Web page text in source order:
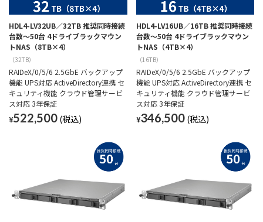
HDL4-LV32UB／32TB 推奨同時接続
台数～50台 4ドライブラックマウン
トNAS（8TB×4）
（32TB）
RAIDeX/0/5/6 2.5GbE バックアップ
機能 UPS対応 ActiveDirectory連携 セ
キュリティ機能 クラウド管理サービ
ス対応 3年保証
¥522,500
HDL4-LV16UB／16TB 推奨同時接続
台数～50台 4ドライブラックマウン
トNAS（4TB×4）
（16TB）
RAIDeX/0/5/6 2.5GbE バックアップ
機能 UPS対応 ActiveDirectory連携 セ
キュリティ機能 クラウド管理サービ
ス対応 3年保証
¥346,500